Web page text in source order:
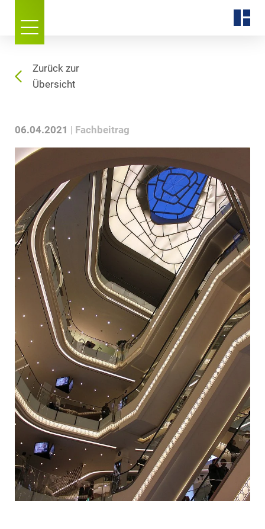
Zurück zur
Übersicht
06.04.2021 Fachbeitrag